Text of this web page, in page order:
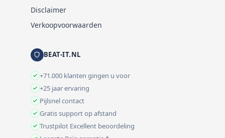
Disclaimer
Verkoopvoorwaarden
BEAT-IT.NL
+71.000 klanten gingen u voor
+25 jaar ervaring
Pijlsnel contact
Gratis support op afstand
Trustpilot Excellent beoordeling